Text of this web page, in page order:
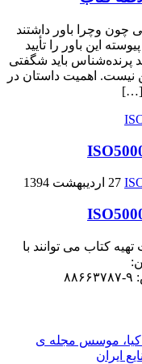
چون وچرا باور داشتند
این باور را تأیید
پرنده‌شناس باید شگفتى
نیست. اهمیت داستان در
[…]
27 اردیبهشت 1394
کتاب می توانند با
کیا، موسس مجله ی
ایران